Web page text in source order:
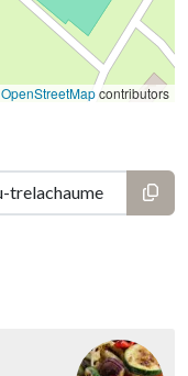
OpenStreetMapcontributors